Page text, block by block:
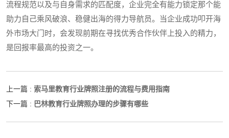
流程规范以及与自身需求的匹配度，企业完全有能力锁定那个能
助力自己乘风破浪、稳健出海的得力导航员。当企业成功叩开海
外市场大门时，会发现前期在寻找优秀合作伙伴上投入的精力，
是回报率最高的投资之一。
上一篇 : 索马里教育行业牌照注册的流程与费用指南
下一篇 : 巴林教育行业牌照办理的步骤有哪些